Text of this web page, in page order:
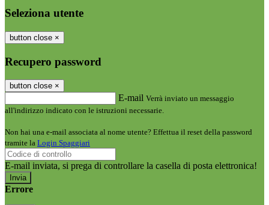
Seleziona utente
button close ×
Recupero password
button close ×
E-mail Verrà inviato un messaggio
all'indirizzo indicato con le istruzioni necessarie.
Non hai una e-mail associata al nome utente? Effettua il reset della password
tramite la Login Spaggiari
E-mail inviata, si prega di controllare la casella di posta elettronica!
Errore